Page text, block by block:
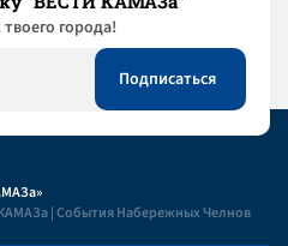
города!
| События Набережных Челнов